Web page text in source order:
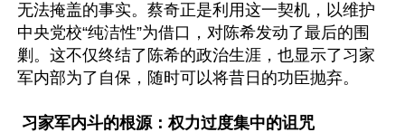
无法掩盖的事实。蔡奇正是利用这一契机，以维护
中央党校“纯洁性”为借口，对陈希发动了最后的围
剿。这不仅终结了陈希的政治生涯，也显示了习家
军内部为了自保，随时可以将昔日的功臣抛弃。
习家军内斗的根源：权力过度集中的诅咒